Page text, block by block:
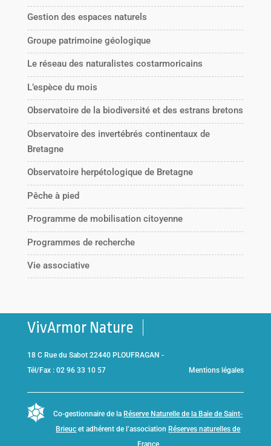
Gestion des espaces naturels
Groupe patrimoine géologique
Le réseau des naturalistes costarmoricains
L’espèce du mois
Observatoire de la biodiversité et des estrans bretons
Observatoire des invertébrés continentaux de
Bretagne
Observatoire herpétologique de Bretagne
Pêche à pied
Programme de mobilisation citoyenne
Programmes de recherche
Vie associative
VivArmor Nature
18 C Rue du Sabot 22440 PLOUFRAGAN -
Tél/Fax : 02 96 33 10 57
Mentions légales
Co-gestionnaire de la Réserve Naturelle de la Baie de Saint-
Brieuc et adhérent de l’association Réserves naturelles de